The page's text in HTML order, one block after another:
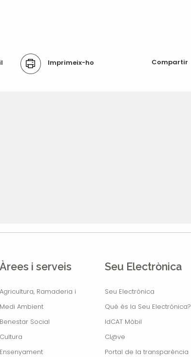
Imprimeix-ho Compartir
Àrees i serveis
Agricultura, Ramaderia i
Medi Ambient
Benestar Social
Cultura
Ensenyament
Seu Electrònica
Seu Electrònica
Què és la Seu Electrònica?
IdCAT Mòbil
Cl@ve
Portal de la transparència